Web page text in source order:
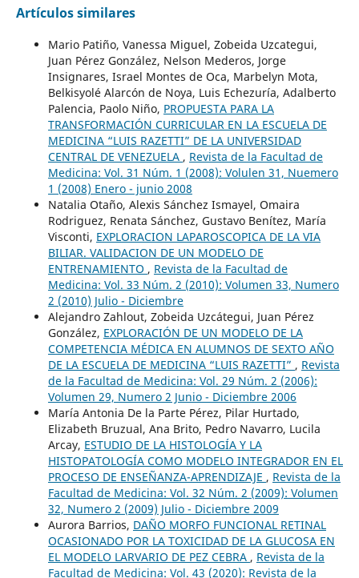
Artículos similares
Mario Patiño, Vanessa Miguel, Zobeida Uzcategui,
Juan Pérez González, Nelson Mederos, Jorge
Insignares, Israel Montes de Oca, Marbelyn Mota,
Belkisyolé Alarcón de Noya, Luis Echezuría, Adalberto
Palencia, Paolo Niño, PROPUESTA PARA LA
TRANSFORMACIÓN CURRICULAR EN LA ESCUELA DE
MEDICINA “LUIS RAZETTI” DE LA UNIVERSIDAD
CENTRAL DE VENEZUELA , Revista de la Facultad de
Medicina: Vol. 31 Núm. 1 (2008): Volulen 31, Nuemero
1 (2008) Enero - junio 2008
Natalia Otaño, Alexis Sánchez Ismayel, Omaira
Rodriguez, Renata Sánchez, Gustavo Benítez, María
Visconti, EXPLORACION LAPAROSCOPICA DE LA VIA
BILIAR. VALIDACION DE UN MODELO DE
ENTRENAMIENTO , Revista de la Facultad de
Medicina: Vol. 33 Núm. 2 (2010): Volumen 33, Numero
2 (2010) Julio - Diciembre
Alejandro Zahlout, Zobeida Uzcátegui, Juan Pérez
González, EXPLORACIÓN DE UN MODELO DE LA
COMPETENCIA MÉDICA EN ALUMNOS DE SEXTO AÑO
DE LA ESCUELA DE MEDICINA “LUIS RAZETTI” , Revista
de la Facultad de Medicina: Vol. 29 Núm. 2 (2006):
Volumen 29, Numero 2 Junio - Diciembre 2006
María Antonia De la Parte Pérez, Pilar Hurtado,
Elizabeth Bruzual, Ana Brito, Pedro Navarro, Lucila
Arcay, ESTUDIO DE LA HISTOLOGÍA Y LA
HISTOPATOLOGÍA COMO MODELO INTEGRADOR EN EL
PROCESO DE ENSEÑANZA-APRENDIZAJE , Revista de la
Facultad de Medicina: Vol. 32 Núm. 2 (2009): Volumen
32, Numero 2 (2009) Julio - Diciembre 2009
Aurora Barrios, DAÑO MORFO FUNCIONAL RETINAL
OCASIONADO POR LA TOXICIDAD DE LA GLUCOSA EN
EL MODELO LARVARIO DE PEZ CEBRA , Revista de la
Facultad de Medicina: Vol. 43 (2020): Revista de la